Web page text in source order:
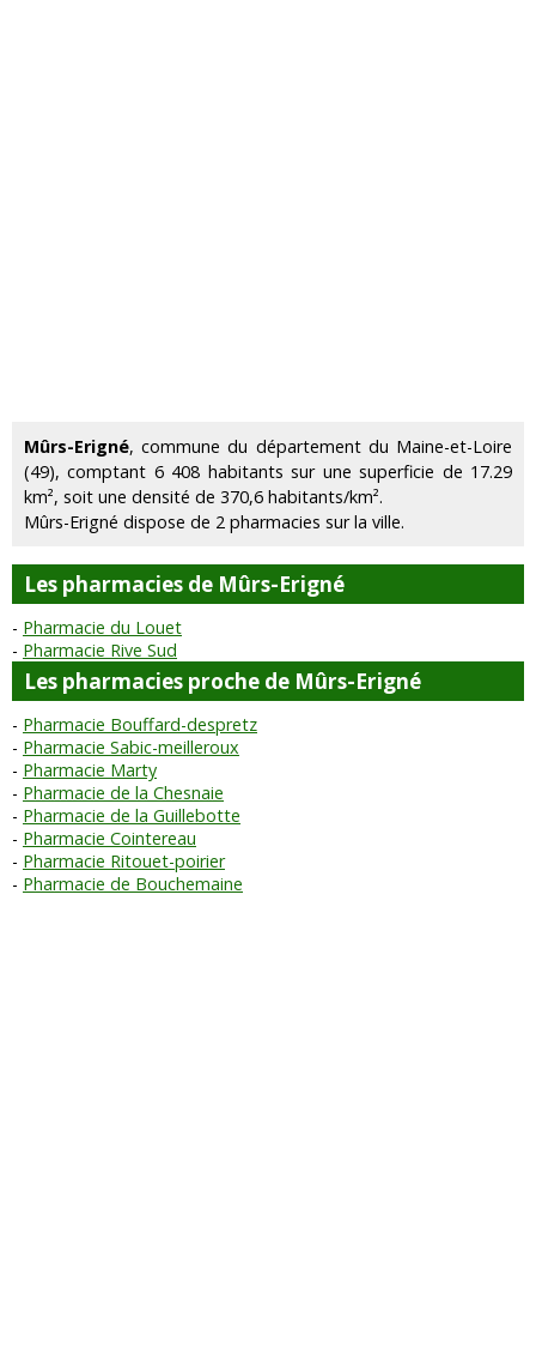
Mûrs-Erigné, commune du département du Maine-et-Loire
(49), comptant 6 408 habitants sur une superficie de 17.29
km², soit une densité de 370,6 habitants/km².
Mûrs-Erigné dispose de 2 pharmacies sur la ville.
Les pharmacies de Mûrs-Erigné
Pharmacie du Louet
Pharmacie Rive Sud
Les pharmacies proche de Mûrs-Erigné
Pharmacie Bouffard-despretz
Pharmacie Sabic-meilleroux
Pharmacie Marty
Pharmacie de la Chesnaie
Pharmacie de la Guillebotte
Pharmacie Cointereau
Pharmacie Ritouet-poirier
Pharmacie de Bouchemaine